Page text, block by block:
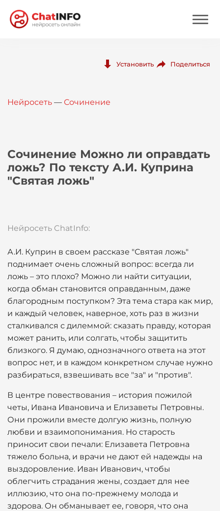
Вход
Установить Поделиться
Нейросеть — Сочинение
Сочинение Можно ли оправдать
ложь? По тексту А.И. Куприна
"Святая ложь"
Нейросеть ChatInfo:
А.И. Куприн в своем рассказе "Святая ложь"
поднимает очень сложный вопрос: всегда ли
ложь – это плохо? Можно ли найти ситуации,
когда обман становится оправданным, даже
благородным поступком? Эта тема стара как мир,
и каждый человек, наверное, хоть раз в жизни
сталкивался с дилеммой: сказать правду, которая
может ранить, или солгать, чтобы защитить
близкого. Я думаю, однозначного ответа на этот
вопрос нет, и в каждом конкретном случае нужно
разбираться, взвешивать все "за" и "против".
В центре повествования – история пожилой
четы, Ивана Ивановича и Елизаветы Петровны.
Они прожили вместе долгую жизнь, полную
любви и взаимопонимания. Но старость
приносит свои печали: Елизавета Петровна
тяжело больна, и врачи не дают ей надежды на
выздоровление. Иван Иванович, чтобы
облегчить страдания жены, создает для нее
иллюзию, что она по-прежнему молода и
здорова. Он обманывает ее, говоря, что она